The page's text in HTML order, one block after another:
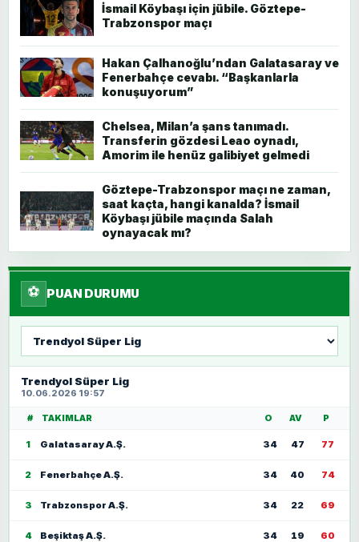
İsmail Köybaşı için jübile. Göztepe-
Trabzonspor maçı
Hakan Çalhanoğlu’ndan Galatasaray ve
Fenerbahçe cevabı. “Başkanlarla
konuşuyorum”
Chelsea, Milan’a şans tanımadı.
Transferin gözdesi Leao oynadı,
Amorim ile henüz galibiyet gelmedi
Göztepe-Trabzonspor maçı ne zaman,
saat kaçta, hangi kanalda? İsmail
Köybaşı jübile maçında Salah
oynayacak mı?
⚽ PUAN DURUMU
seç
Trendyol Süper Lig
10.06.2026 19:57
# TAKIMLAR O AV P
1 Galatasaray A.Ş. 34 47 77
2 Fenerbahçe A.Ş. 34 40 74
3 Trabzonspor A.Ş. 34 22 69
4 Beşiktaş A.Ş. 34 19 60